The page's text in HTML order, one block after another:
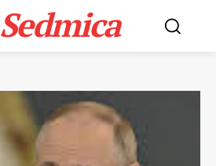
Sedmica